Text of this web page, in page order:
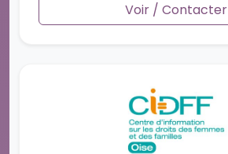
Voir / Contacter